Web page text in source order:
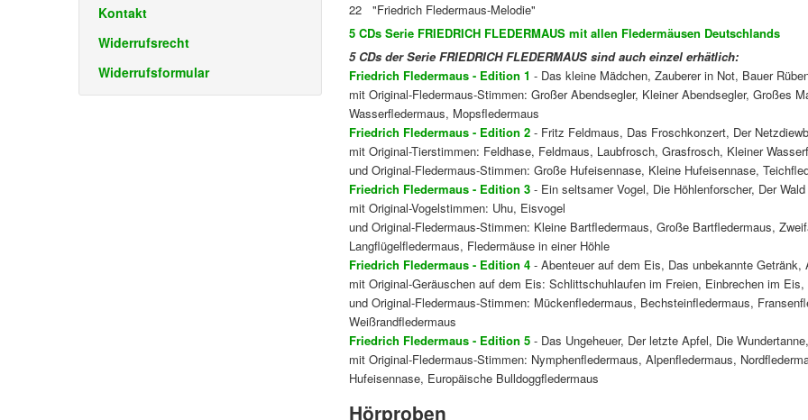
22 "Friedrich Fledermaus-Melodie"
5 CDs Serie FRIEDRICH FLEDERMAUS mit allen Fledermäusen Deutschlands
5 CDs der Serie FRIEDRICH FLEDERMAUS sind auch einzel erhätlich:
Friedrich Fledermaus - Edition 1 - Das kleine Mädchen, Zauberer in Not, Bauer
mit Original-Fledermaus-Stimmen: Großer Abendsegler, Kleiner Abendsegler, Großes
Wasserfledermaus, Mopsfledermaus
Friedrich Fledermaus - Edition 2- Fritz Feldmaus, Das Froschkonzert, Der
mit Original-Tierstimmen: Feldhase, Feldmaus, Laubfrosch, Grasfrosch, Kleiner
und Original-Fledermaus-Stimmen: Große Hufeisennase, Kleine Hufeisennase,
Friedrich Fledermaus - Edition 3- Ein seltsamer Vogel, Die Höhlenforscher, Der
mit Original-Vogelstimmen: Uhu, Eisvogel
und Original-Fledermaus-Stimmen: Kleine Bartfledermaus, Große Bartfledermaus,
Langflügelfledermaus, Fledermäuse in einer Höhle
Friedrich Fledermaus - Edition 4- Abenteuer auf dem Eis, Das unbekannte Getränk,
mit Original-Geräuschen auf dem Eis: Schlittschuhlaufen im Freien, Einbrechen im
und Original-Fledermaus-Stimmen: Mückenfledermaus, Bechsteinfledermaus,
Weißrandfledermaus
Friedrich Fledermaus - Edition 5- Das Ungeheuer, Der letzte Apfel, Die
mit Original-Fledermaus-Stimmen: Nymphenfledermaus, Alpenfledermaus,
Hufeisennase, Europäische Bulldoggfledermaus
Hörproben
Kontakt
Widerrufsrecht
Widerrufsformular